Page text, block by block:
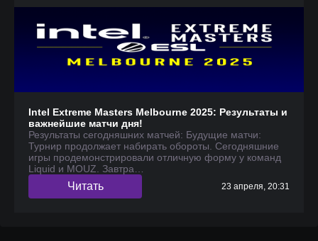
Intel Extreme Masters Melbourne 2025: Результаты и
важнейшие матчи дня!
Результаты сегодняшних матчей: Будущие матчи:
Турнир продолжает набирать обороты. Сегодняшние
игры продемонстрировали отличную форму у команд
Liquid и MOUZ. Завтра…
Читать 23 апреля, 20:31